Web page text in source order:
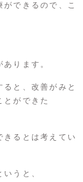
できるので、こ
ります。
と、改善がみと
ができた
きるとは考えてい
うと、